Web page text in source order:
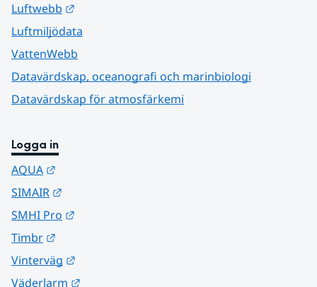
Luftwebb
Luftmiljödata
VattenWebb
Datavärdskap, oceanografi och marinbiologi
Datavärdskap för atmosfärkemi
Logga in
AQUA
SIMAIR
SMHI Pro
Timbr
Vinterväg
Väderlarm